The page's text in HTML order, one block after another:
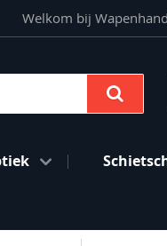
Welkom bij